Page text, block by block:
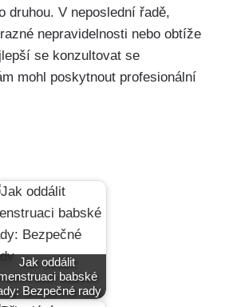
druhou. V⁣ neposlední řadě,
nepravidelnosti⁢ nebo⁤ obtíže
​se ‌konzultovat ⁤se
mohl poskytnout profesionální
Jak oddálit
babské
Bezpečné rady